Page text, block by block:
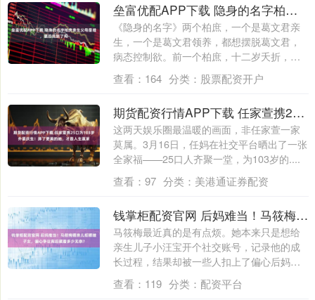
垒富优配APP下载 隐身的名字柏庶亲生父母是谁，最后找到了吗
《隐身的名字》两个柏庶，一个是葛文君亲
生，一个是葛文君领养，都想摆脱葛文君，
病态控制欲。前一个柏庶，十二岁夭折，葬
在安息....
查看： 164 分类： 股票配资开户
期货配资行情APP下载 任家萱携25口为103岁外婆庆生！胖了更美的她，才是人生赢家
这两天娱乐圈最温暖的画面，非任家萱一家
莫属。3月16日，任妈在社交平台晒出了一张
全家福——25口人齐聚一堂，为103岁的....
查看： 97 分类： 美港通证券配资
钱掌柜配资官网 后妈难当！马筱梅晒亲儿拒晒继子女，偏心争议背后藏着多少无奈？
马筱梅最近真的是有点烦。她本来只是想给
亲生儿子小汪宝开个社交账号，记录他的成
长过程，结果却被一些人扣上了偏心后妈的
帽子；....
查看： 119 分类： 配资平台